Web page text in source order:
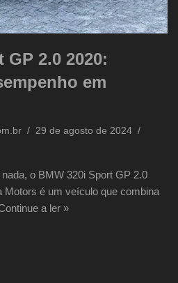
GP 2.0 2020:
em
29 de agosto de 2024
o BMW 320i Sport GP 2.0
Motors é um veículo que combina
a ler »